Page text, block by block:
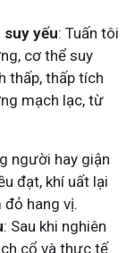
yếu: Tuấn tôi
cơ thể suy
thấp, thấp tích
mạch lạc, từ
người hay giận
đạt, khí uất lại
đỏ hang vị.
: Sau khi nghiên
cổ và thực tế